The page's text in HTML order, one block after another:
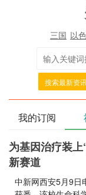
三国 以
搜索最新资
我的订阅
为基因治疗装
新赛道
中新网西安5月9日